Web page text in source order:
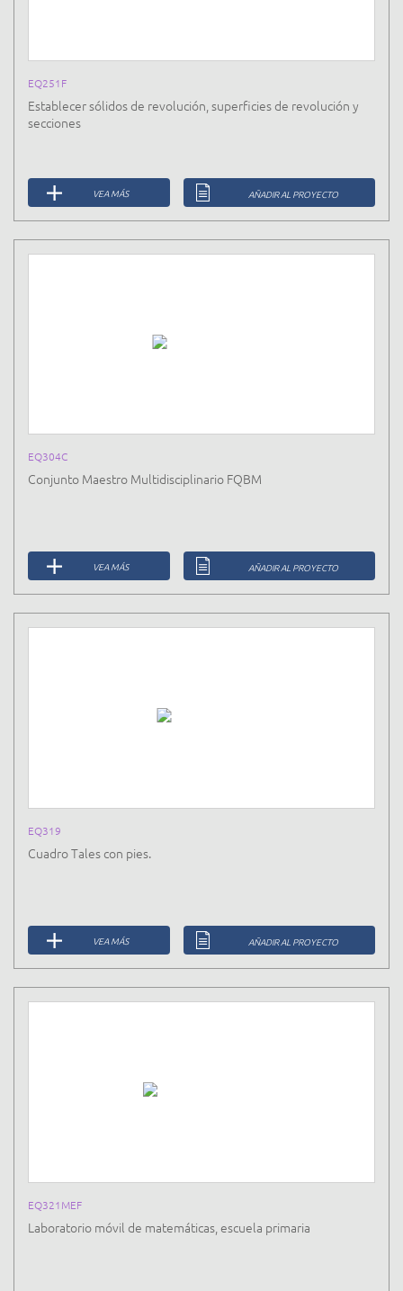
EQ251F
Establecer sólidos de revolución, superficies de revolución y
secciones
VEA MÁS AÑADIR AL PROYECTO
EQ304C
Conjunto Maestro Multidisciplinario FQBM
VEA MÁS AÑADIR AL PROYECTO
EQ319
Cuadro Tales con pies.
VEA MÁS AÑADIR AL PROYECTO
EQ321MEF
Laboratorio móvil de matemáticas, escuela primaria